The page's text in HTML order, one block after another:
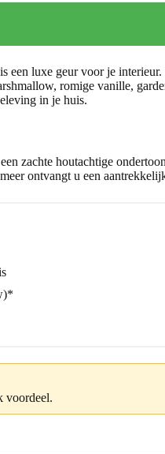
is een luxe geur voor je
romige vanille,
in je huis.
zachte houtachtige ondertoon
ontvangt u een
voordeel.